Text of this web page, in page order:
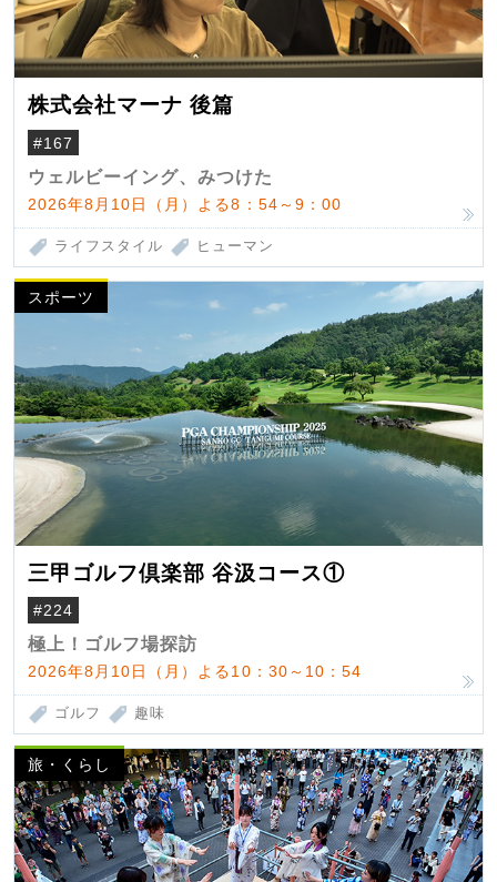
株式会社マーナ 後篇
#167
ウェルビーイング、みつけた
2026年8月10日（月）よる8：54～9：00
ライフスタイル ヒューマン
スポーツ
三甲ゴルフ倶楽部 谷汲コース①
#224
極上！ゴルフ場探訪
2026年8月10日（月）よる10：30～10：54
ゴルフ 趣味
旅・くらし